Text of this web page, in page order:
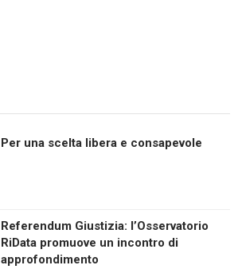
Per una scelta libera e consapevole
Referendum Giustizia: l’Osservatorio
RiData promuove un incontro di
approfondimento